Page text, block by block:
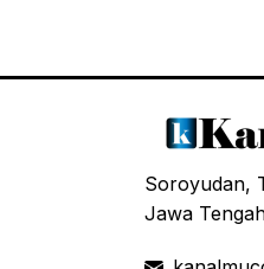
Soroyudan,
Jawa